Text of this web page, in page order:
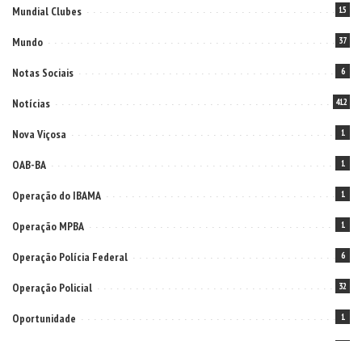
Mundial Clubes 15
Mundo 37
Notas Sociais 6
Notícias 412
Nova Viçosa 1
OAB-BA 1
Operação do IBAMA 1
Operação MPBA 1
Operação Polícia Federal 6
Operação Policial 32
Oportunidade 1